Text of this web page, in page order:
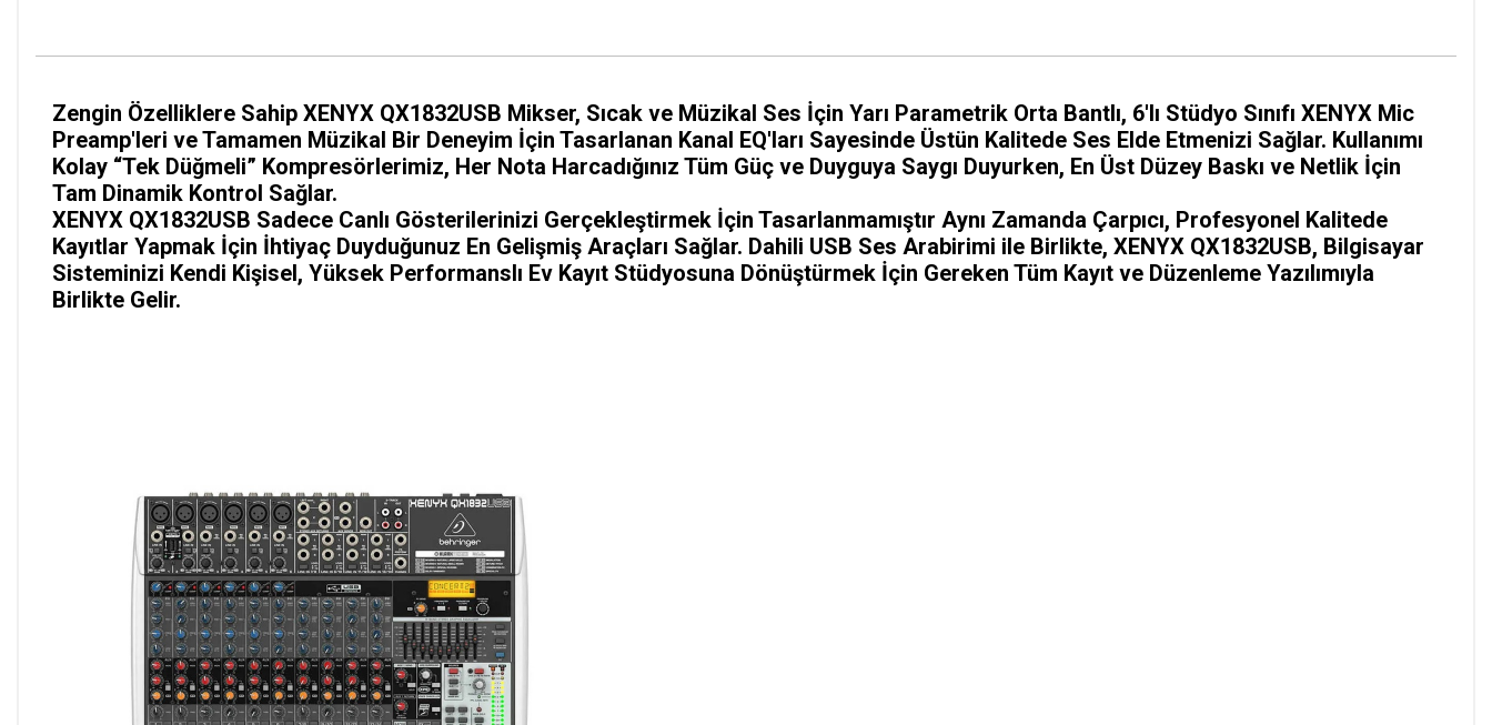
Zengin Özelliklere Sahip XENYX QX1832USB Mikser, Sıcak ve Müzikal Ses İçin Yarı Parametrik Orta Bantlı, 6'lı Stüdyo Sınıfı XENYX Mic
Preamp'leri ve Tamamen Müzikal Bir Deneyim İçin Tasarlanan Kanal EQ'ları Sayesinde Üstün Kalitede Ses Elde Etmenizi Sağlar. Kullanımı
Kolay “Tek Düğmeli” Kompresörlerimiz, Her Nota Harcadığınız Tüm Güç ve Duyguya Saygı Duyurken, En Üst Düzey Baskı ve Netlik İçin
Tam Dinamik Kontrol Sağlar.
XENYX QX1832USB Sadece Canlı Gösterilerinizi Gerçekleştirmek İçin Tasarlanmamıştır Aynı Zamanda Çarpıcı, Profesyonel Kalitede
Kayıtlar Yapmak İçin İhtiyaç Duyduğunuz En Gelişmiş Araçları Sağlar. Dahili USB Ses Arabirimi ile Birlikte, XENYX QX1832USB, Bilgisayar
Sisteminizi Kendi Kişisel, Yüksek Performanslı Ev Kayıt Stüdyosuna Dönüştürmek İçin Gereken Tüm Kayıt ve Düzenleme Yazılımıyla
Birlikte Gelir.